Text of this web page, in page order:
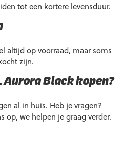
tot een kortere levensduur.
altijd op voorraad, maar soms
zijn.
Aurora Black kopen?
al in huis. Heb je vragen?
op, we helpen je graag verder.